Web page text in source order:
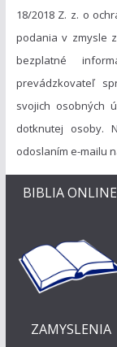
18/2018 Z. z. o
podania v zmysle
bezplatné
prevádzkovateľ
svojich osobných
dotknutej osoby.
odoslaním e-mailu
BIBLIA ONLINE
ZAMYSLENIA